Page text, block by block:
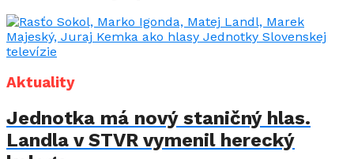
Aktuality
Jednotka má nový staničný hlas.
Landla v STVR vymenil herecký